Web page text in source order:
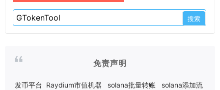
免责声明
发币平台 Raydium市值机器 solana批量转账
solana添加流